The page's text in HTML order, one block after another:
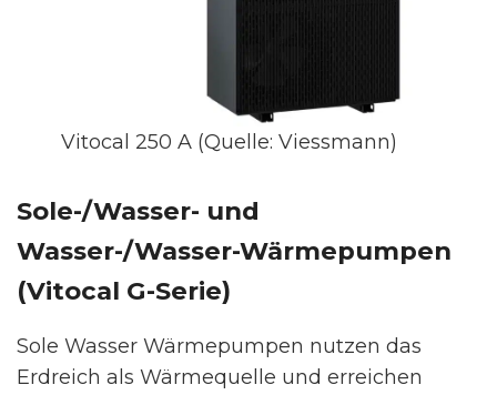
Vitocal 250 A (Quelle: Viessmann)
Sole-/Wasser- und
Wasser-/Wasser-Wärmepumpen
(Vitocal G-Serie)
Sole Wasser Wärmepumpen nutzen das
Erdreich als Wärmequelle und erreichen